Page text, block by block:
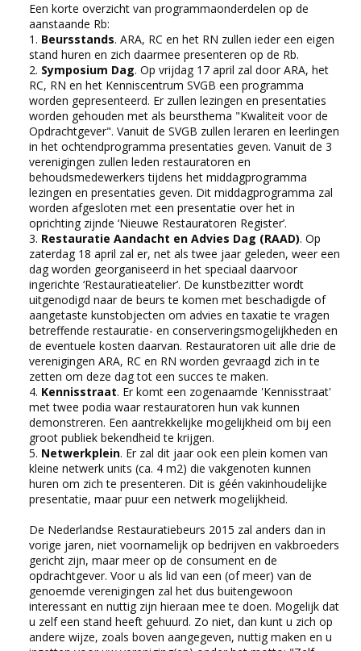
Een korte overzicht van programmaonderdelen op de
aanstaande Rb:
1. Beursstands. ARA, RC en het RN zullen ieder een eigen
stand huren en zich daarmee presenteren op de Rb.
2. Symposium Dag. Op vrijdag 17 april zal door ARA, het
RC, RN en het Kenniscentrum SVGB een programma
worden gepresenteerd. Er zullen lezingen en presentaties
worden gehouden met als beursthema "Kwaliteit voor de
Opdrachtgever". Vanuit de SVGB zullen leraren en leerlingen
in het ochtendprogramma presentaties geven. Vanuit de 3
verenigingen zullen leden restauratoren en
behoudsmedewerkers tijdens het middagprogramma
lezingen en presentaties geven. Dit middagprogramma zal
worden afgesloten met een presentatie over het in
oprichting zijnde ‘Nieuwe Restauratoren Register’.
3. Restauratie Aandacht en Advies Dag (RAAD). Op
zaterdag 18 april zal er, net als twee jaar geleden, weer een
dag worden georganiseerd in het speciaal daarvoor
ingerichte ‘Restauratieatelier’. De kunstbezitter wordt
uitgenodigd naar de beurs te komen met beschadigde of
aangetaste kunstobjecten om advies en taxatie te vragen
betreffende restauratie- en conserveringsmogelijkheden en
de eventuele kosten daarvan. Restauratoren uit alle drie de
verenigingen ARA, RC en RN worden gevraagd zich in te
zetten om deze dag tot een succes te maken.
4. Kennisstraat. Er komt een zogenaamde 'Kennisstraat'
met twee podia waar restauratoren hun vak kunnen
demonstreren. Een aantrekkelijke mogelijkheid om bij een
groot publiek bekendheid te krijgen.
5. Netwerkplein. Er zal dit jaar ook een plein komen van
kleine netwerk units (ca. 4 m2) die vakgenoten kunnen
huren om zich te presenteren. Dit is géén vakinhoudelijke
presentatie, maar puur een netwerk mogelijkheid.
De Nederlandse Restauratiebeurs 2015 zal anders dan in
vorige jaren, niet voornamelijk op bedrijven en vakbroeders
gericht zijn, maar meer op de consument en de
opdrachtgever. Voor u als lid van een (of meer) van de
genoemde verenigingen zal het dus buitengewoon
interessant en nuttig zijn hieraan mee te doen. Mogelijk dat
u zelf een stand heeft gehuurd. Zo niet, dan kunt u zich op
andere wijze, zoals boven aangegeven, nuttig maken en u